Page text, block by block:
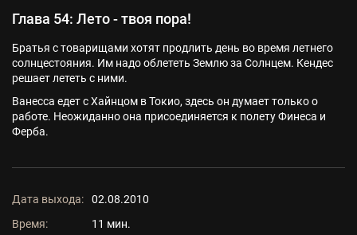
Глава 54: Лето - твоя пора!
Братья с товарищами хотят продлить день во время летнего
солнцестояния. Им надо облететь Землю за Солнцем. Кендес
решает лететь с ними.
Ванесса едет с Хайнцом в Токио, здесь он думает только о
работе. Неожиданно она присоединяется к полету Финеса и
Ферба.
Дата выхода:
02.08.2010
Время:
11 мин.